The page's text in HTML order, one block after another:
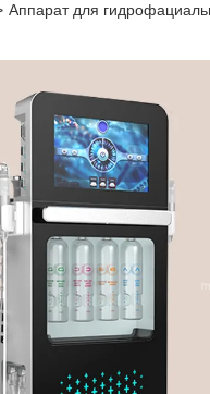
Аппарат для